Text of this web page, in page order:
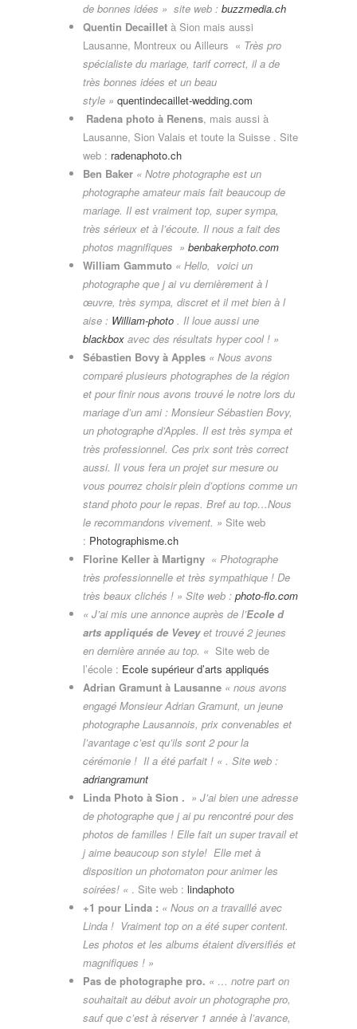
de bonnes idées » site web : buzzmedia.ch
Quentin Decaillet à Sion mais aussi
Lausanne, Montreux ou Ailleurs « Très pro
spécialiste du mariage, tarif correct, il a de
très bonnes idées et un beau
style » quentindecaillet-wedding.com
Radena photo à Renens, mais aussi à
Lausanne, Sion Valais et toute la Suisse . Site
web : radenaphoto.ch
Ben Baker « Notre photographe est un
photographe amateur mais fait beaucoup de
mariage. Il est vraiment top, super sympa,
très sérieux et à l’écoute. Il nous a fait des
photos magnifiques » benbakerphoto.com
William Gammuto « Hello, voici un
photographe que j ai vu dernièrement à l
œuvre, très sympa, discret et il met bien à l
aise : William-photo . Il loue aussi une
blackbox avec des résultats hyper cool ! »
Sébastien Bovy à Apples « Nous avons
comparé plusieurs photographes de la région
et pour finir nous avons trouvé le notre lors du
mariage d’un ami : Monsieur Sébastien Bovy,
un photographe d’Apples. Il est très sympa et
très professionnel. Ces prix sont très correct
aussi. Il vous fera un projet sur mesure ou
vous pourrez choisir plein d’options comme un
stand photo pour le repas. Bref au top…Nous
le recommandons vivement. » Site web
: Photographisme.ch
Florine Keller à Martigny « Photographe
très professionnelle et très sympathique ! De
très beaux clichés ! » Site web : photo-flo.com
« J’ai mis une annonce auprès de l’Ecole d
arts appliqués de Veveyet trouvé 2 jeunes
en dernière année au top. « Site web de
l’école : Ecole supérieur d’arts appliqués
Adrian Gramunt à Lausanne « nous avons
engagé Monsieur Adrian Gramunt, un jeune
photographe Lausannois, prix convenables et
l’avantage c’est qu’ils sont 2 pour la
cérémonie ! Il a été parfait ! « . Site web :
adriangramunt
Linda Photo à Sion . » J’ai bien une adresse
de photographe que j ai pu rencontré pour des
photos de familles ! Elle fait un super travail et
j aime beaucoup son style! Elle met à
disposition un photomaton pour animer les
soirées! « . Site web : lindaphoto
+1 pour Linda : « Nous on a travaillé avec
Linda ! Vraiment top on a été super content.
Les photos et les albums étaient diversifiés et
magnifiques ! »
Pas de photographe pro. « … notre part on
souhaitait au début avoir un photographe pro,
sauf que c’est à réserver 1 année à l’avance,